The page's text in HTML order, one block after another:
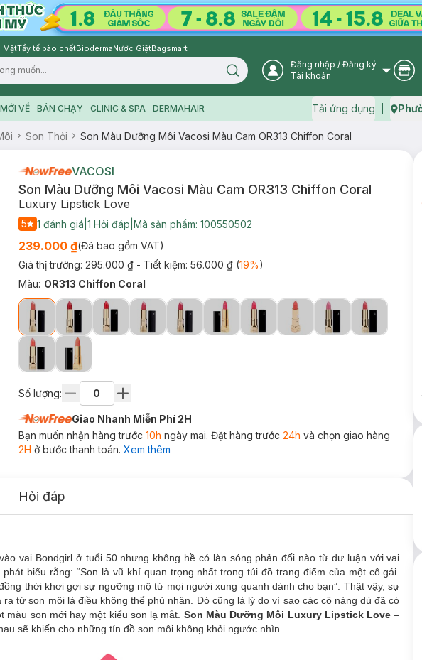
MặtTẩy tế bào chếtBiodermaNước GiặtBagsmart
Search icon User Icon
Đăng nhập / Đăng ký
Tài khoản
VỀ BÁN CHẠY CLINIC & SPA DERMAHAIR Tải ứng dụng
Son Thỏi Son Màu Dưỡng Môi Vacosi Màu Cam OR313 Chiffon Coral
VACOSI
Son Màu Dưỡng Môi Vacosi Màu Cam OR313 Chiffon Coral
Luxury Lipstick Love
5 1 đánh giá 1 Hỏi đáp Mã sản phẩm: 100550502
239.000 ₫(Đã bao gồm VAT)
Giá thị trường: 295.000 ₫ - Tiết kiệm: 56.000 ₫(19%)
Màu: OR313 Chiffon Coral
Số lượng:
Giao Nhanh Miễn Phí 2H
Bạn muốn nhận hàng trước 10h ngày mai. Đặt hàng trước 24h và chọn giao hàng
2H ở bước thanh toán. Xem thêm
Hỏi đáp
vai Bondgirl ở tuổi 50 nhưng không hề có làn sóng phản đối nào từ dư luận với vai
biểu rằng: “Son là vũ khí quan trọng nhất trong túi đồ trang điểm của một cô gái.
thời khơi gợi sự ngưỡng mộ từ mọi người xung quanh dành cho bạn”. Thật vậy, sự
từ son môi là điều không thể phủ nhận. Đó cũng là lý do vì sao các cô nàng dù đã có
son mới hay một kiểu son lạ mắt. Son Màu Dưỡng Môi Luxury Lipstick Love –
sẽ khiến cho những tín đồ son môi không khỏi ngước nhìn.